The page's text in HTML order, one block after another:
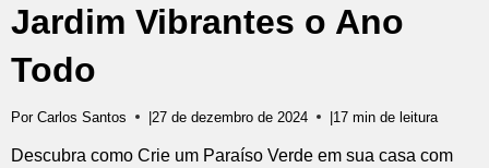
Jardim Vibrantes o Ano
Todo
Por Carlos Santos |27 de dezembro de 2024 |17 min de leitura
Descubra como Crie um Paraíso Verde em sua casa com